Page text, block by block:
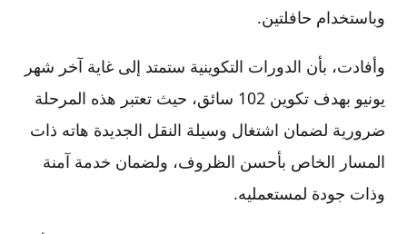
وباستخدام حافلتين.
وأفادت، بأن الدورات التكوينية ستمتد إلى غاية آخر شهر
يونيو بهدف تكوين 102 سائق، حيث تعتبر هذه المرحلة
ضرورية لضمان اشتغال وسيلة النقل الجديدة هاته ذات
المسار الخاص بأحسن الظروف، ولضمان خدمة آمنة
وذات جودة لمستعمليه.